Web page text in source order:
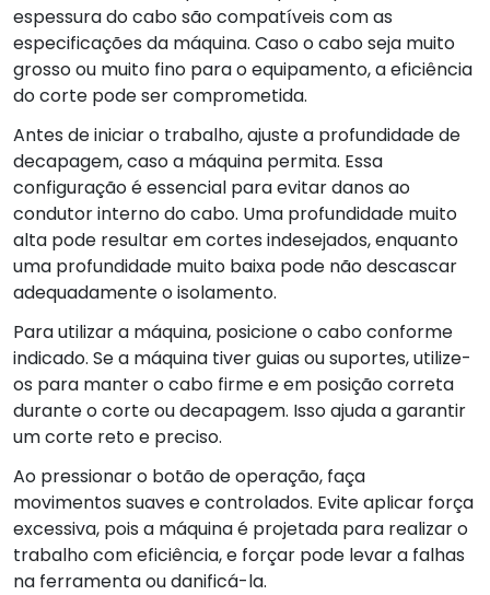
espessura do cabo são compatíveis com as
especificações da máquina. Caso o cabo seja muito
grosso ou muito fino para o equipamento, a eficiência
do corte pode ser comprometida.
Antes de iniciar o trabalho, ajuste a profundidade de
decapagem, caso a máquina permita. Essa
configuração é essencial para evitar danos ao
condutor interno do cabo. Uma profundidade muito
alta pode resultar em cortes indesejados, enquanto
uma profundidade muito baixa pode não descascar
adequadamente o isolamento.
Para utilizar a máquina, posicione o cabo conforme
indicado. Se a máquina tiver guias ou suportes, utilize-
os para manter o cabo firme e em posição correta
durante o corte ou decapagem. Isso ajuda a garantir
um corte reto e preciso.
Ao pressionar o botão de operação, faça
movimentos suaves e controlados. Evite aplicar força
excessiva, pois a máquina é projetada para realizar o
trabalho com eficiência, e forçar pode levar a falhas
na ferramenta ou danificá-la.